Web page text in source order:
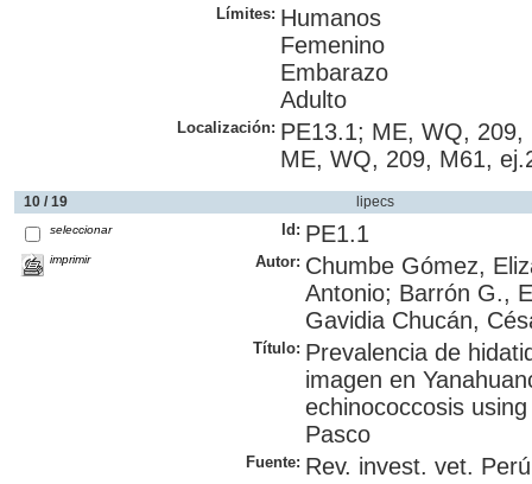
Límites: Humanos
Femenino
Embarazo
Adulto
Localización: PE13.1; ME, WQ,
ME, WQ, 209, M61,
10 / 19 lipecs
seleccionar
imprimir
Id: PE1.1
Autor: Chumbe Gómez,
Antonio; Barrón G.,
Gavidia Chucán,
Título: Prevalencia de
imagen en
echinococcosis
Pasco
Fuente: Rev. invest. vet.